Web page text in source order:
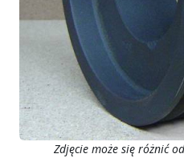
Zdjęcie może się różnić